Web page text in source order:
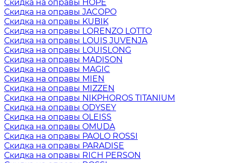
Скидка на оправы HOPE
Скидка на оправы JACOPO
Скидка на оправы KUBIK
Скидка на оправы LORENZO LOTTO
Скидка на оправы LOUIS JUVENJA
Скидка на оправы LOUISLONG
Скидка на оправы MADISON
Скидка на оправы MAGIC
Скидка на оправы MIEN
Скидка на оправы MIZZEN
Скидка на оправы NIKPHOROS TITANIUM
Скидка на оправы ODYSEY
Скидка на оправы OLEISS
Скидка на оправы OMUDA
Скидка на оправы PAOLO ROSSI
Скидка на оправы PARADISE
Скидка на оправы RICH PERSON